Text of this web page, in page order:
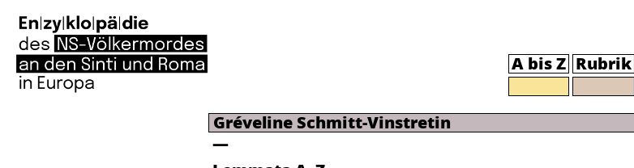
A bis Z Rubrik
Gréveline Schmitt-Vinstretin